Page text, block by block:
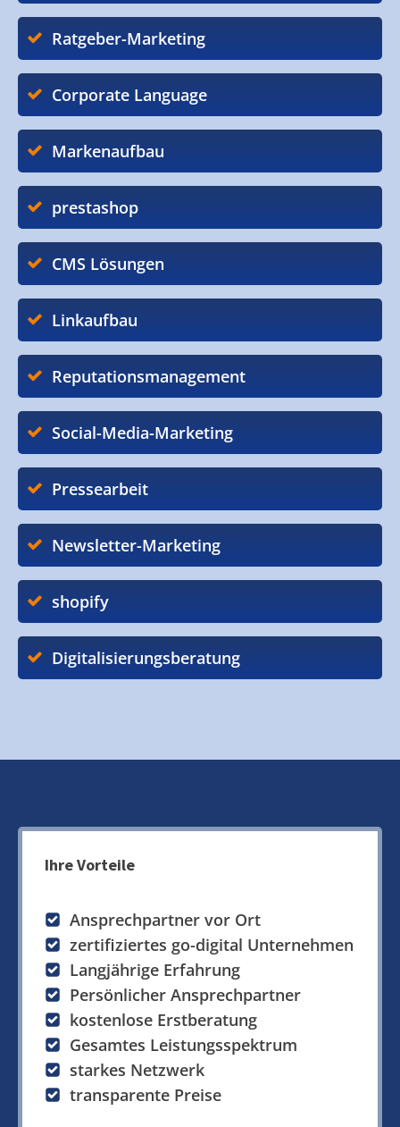
Ratgeber-Marketing
Corporate Language
Markenaufbau
prestashop
CMS Lösungen
Linkaufbau
Reputationsmanagement
Social-Media-Marketing
Pressearbeit
Newsletter-Marketing
shopify
Digitalisierungsberatung
Ihre Vorteile
Ansprechpartner vor Ort
zertifiziertes go-digital Unternehmen
Langjährige Erfahrung
Persönlicher Ansprechpartner
kostenlose Erstberatung
Gesamtes Leistungsspektrum
starkes Netzwerk
transparente Preise